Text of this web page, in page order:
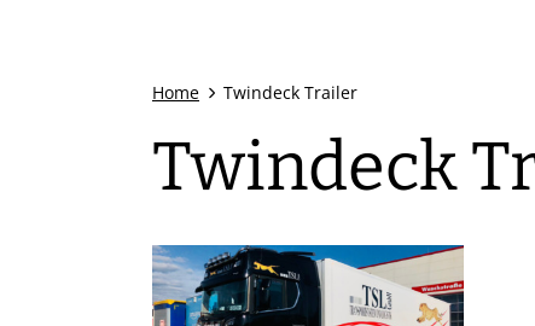
Home Twindeck Trailer
Twindeck